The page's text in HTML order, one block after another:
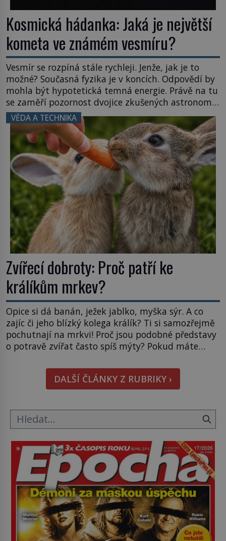
Kosmická hádanka: Jaká je největší
kometa ve známém vesmíru?
Vesmír se rozpíná stále rychleji. Jenže, jak je to
možné? Současná fyzika je v koncích. Odpovědí by
mohla být hypotetická temná energie. Právě na tu
se zaměří pozornost dvojice zkušených astronomů.
Namísto ní ale objeví něco mnohem
hmatatelnějšího. Naprosto rekordní kometu!
Astronomové Pedro Bernardinelli a Gary Bernstein
mravenčí prací zkoumají archivní snímky v rámci
Průzkumu temné energie […]
VĚDA A TECHNIKA
Zvířecí dobroty: Proč patří ke
králíkům mrkev?
Opice si dá banán, ježek jablko, myška sýr. A co
zajíc či jeho blízký kolega králík? Ti si samozřejmě
pochutnají na mrkvi! Proč jsou podobné představy
o potravě zvířat často spíš mýty? Pokud máte
i bude chutnat, ovšem měl by ji mít jen jako
občasný pamlsek. […]DALŠÍ ČLÁNKY Z RUBRIKY ›